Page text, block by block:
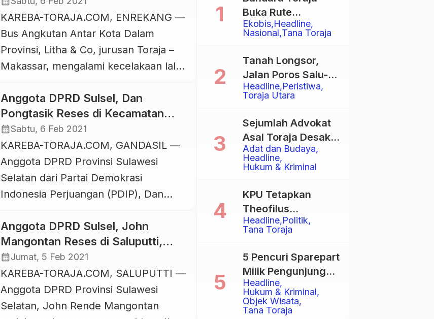
Kabupaten Toraja Utara, Minggu, 7
Februari 2021. Dalam reses masa
sidang II ini, selain mendengar dan
menerima aspirasi masyarakat, Dan
Pongtasik juga melakukan sosialisasi
KAREBA-TORAJA.COM, ENREKANG —
Bus Angkutan Antar Kota Dalam
Provinsi, Litha & Co, jurusan Toraja –
Makassar, mengalami kecelakaan lalu
Kota Enrekang, Jumat, 5 Februari
2021. Bus dengan nomor polisi DD
7801 ini bertabrakan dengan minibus
Daihatsu Xenia dengan nomor polisi
DP 1110 CL di depan kantor Bank BRI
Cabang […]
Anggota DPRD Sulsel, Dan
Pongtasik Reses di Kecamatan
Gandangbatu Sillanan, Tana Toraja
calendar_monthSabtu, 6 Feb 2021
KAREBA-TORAJA.COM, GANDASIL —
Anggota DPRD Provinsi Sulawesi
Selatan dari Partai Demokrasi
Indonesia Perjuangan (PDIP), Dan
sidang II tahun 2020-2021 di Lembang
(Desa) Gandangbatu, Kecamatan
Gandangbatu Sillanan, Kabupaten
Tana Toraja, Sabtu, 6 Februari 2021.
Dalam reses masa sidang II ini, selain
mendengar dan menerima aspirasi
Anggota DPRD Sulsel, John
Mangontan Reses di Saluputti,
Tana Toraja
calendar_monthJumat, 5 Feb 2021
KAREBA-TORAJA.COM, SALUPUTTI —
Anggota DPRD Provinsi Sulawesi
Selatan, John Rende Mangontan
Ekobis Headline
Nasional Tana Toraja
Buka Rute
Penerbangan
Langsung Toraja-
Balikpapan
Headline Peristiwa
Toraja Utara
Tanah Longsor,
Jalan Poros Salu-
Dende’ Tertutup
Total
Adat dan Budaya
Headline
Hukum & Kriminal
Sejumlah Advokat
Asal Toraja Desak
Mahkamah Agung
Larang Penggunaan
Eksekusi Rumah
Adat Tongkonan
Headline Politik
Tana Toraja
KPU Tetapkan
Theofilus
Allorerung dan
Zadrak Tombe
sebagai Bupati dan
Wakil Bupati Tana
Toraja Terpilih
Headline
Hukum & Kriminal
Objek Wisata
Tana Toraja
5 Pencuri Sparepart
Milik Pengunjung
Objek Wisata
Pango-Pango
Ditangkap Polisi